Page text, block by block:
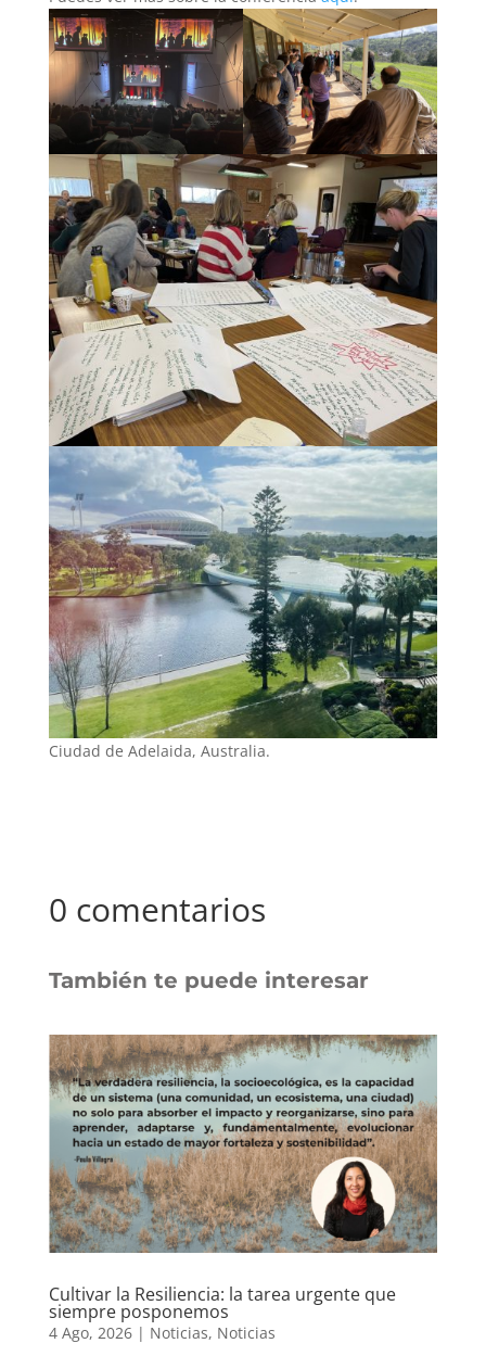
Ciudad de Adelaida, Australia.
0 comentarios
También te puede interesar
Cultivar la Resiliencia: la tarea urgente que
siempre posponemos
4 Ago, 2026| Noticias, Noticias